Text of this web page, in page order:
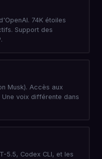
74K étoiles
Support des
Musk). Accès aux
voix différente dans
5.5, Codex CLI, et les